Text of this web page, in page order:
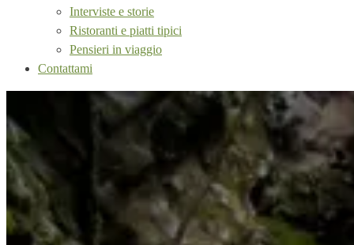
Interviste e storie
Ristoranti e piatti tipici
Pensieri in viaggio
Contattami